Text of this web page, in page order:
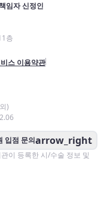
임자 신정인
층
스 이용약관
)
입점 문의arrow_right
이 등록한 시/수술 정보 및